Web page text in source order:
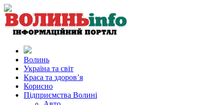
Волинь
Україна та світ
Краса та здоров’я
Корисно
Підприємства Волині